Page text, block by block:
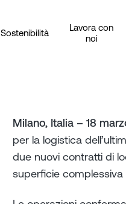
Sostenibilità
Lavora con
noi
Milano, Italia – 18
per la logistica
due nuovi contratti di
superficie